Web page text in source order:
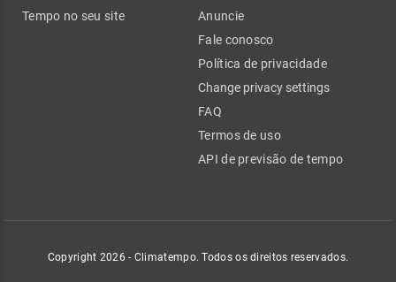
Tempo no seu site
Anuncie
Fale conosco
Política de privacidade
Change privacy settings
FAQ
Termos de uso
API de previsão de tempo
Copyright 2026 - Climatempo. Todos os direitos reservados.